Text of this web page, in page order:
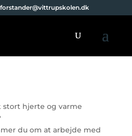
forstander@vittrupskolen.dk
stort hjerte og varme
du om at arbejde med